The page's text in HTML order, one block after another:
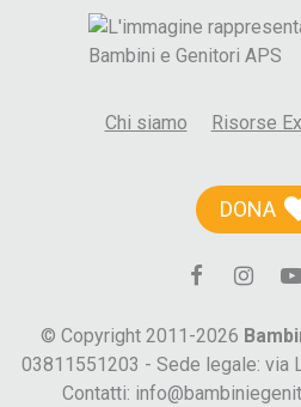
Chi siamo Risorse
DONA
© Copyright 2011-2026
03811551203 - Sede legale: via
Contatti: